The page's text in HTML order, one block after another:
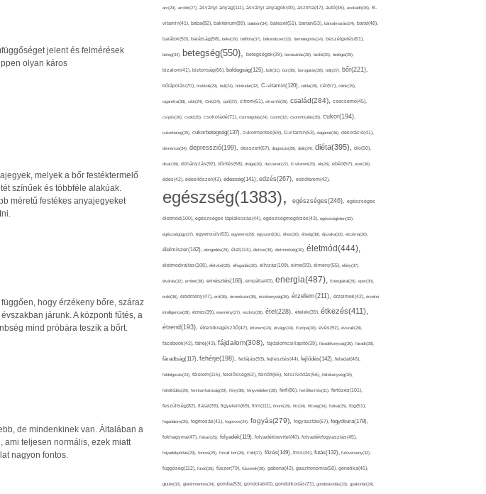
jelent és felmérések
olyan káros
melyek a bőr festéktermelő
színűek és többféle alakúak.
méretű festékes anyajegyeket
hogy érzékeny bőre, száraz
járunk. A központi fűtés, a
mind próbára teszik a bőrt.
de mindenkinek van. Általában a
teljesen normális, ezek miatt
nagyon fontos.
arc(29), arcbőr(27), ásványi anyag(111), ásványi anyagok(40), asztma(47), autó(46), avokádó(36), B-
vitamin(41), baba(82), baktérium(89), balaton(34), baleset(51), banán(53), bántalmazás(24), barát(48),
barátok(50), barátság(58), béke(29), bélflóra(37), bélrendszer(33), bemelegítés(24), beszélgetés(61),
beteg(34), betegség(550), betegségek(39), bevásárlás(28), bicikli(25), biológia(25),
bizalom(41), biztonság(66), boldogság(125), bolt(31), bor(36), borogatás(28), böjt(27), bőr(221),
bőrápolás(70), brokkoli(29), buli(24), bűntudat(32), C-vitamin(120), cékla(28), cél(57), célok(29),
cigaretta(38), cikk(24), Cink(24), cipő(37), citrom(61), citromfű(26), család(284), csecsemő(45),
csípés(26), csoki(35), csokoládé(71), csomagolás(24), csont(32), csontritkulás(35), cukor(194),
cukorbeteg(25), cukorbetegség(137), cukormentes(69), D-vitamin(53), daganat(36), dekoráció(41),
demencia(34), depresszió(199), desszert(67), diagnózis(28), diák(24), diéta(395), dió(50),
divat(38), dohányzás(92), döntés(58), drága(26), duzzanat(27), E-vitamin(25), eb(26), ebéd(57), ecet(38),
édes(42), édesítőszer(43), édesség(141), edzés(267), edzőterem(42),
egészség(1383), egészséges(246), egészséges
életmód(100), egészséges táplálkozás(44), egészségmegőrzés(43), egészségtelen(32),
egészségügy(27), egyensúly(63), egyetem(29), egyszerű(31), éhes(30), éhség(38), éjszaka(33), ekcéma(26),
élelmiszer(142), elengedés(29), élet(114), életkor(30), életminőség(30), életmód(444),
életmódváltás(108), életvitel(28), elfogadás(30), elhízás(109), elme(93), élmény(55), előny(37),
elvárás(32), ember(38), emésztés(166), empátia(43), energia(487), Energiaital(29), eper(30),
erdő(36), eredmény(47), erő(36), érrendszer(36), érzékenység(36), érzelem(211), érzelmek(42), érzelmi
intelligencia(28), érzés(39), esemény(27), eszköz(28), étel(228), ételek(39), étkezés(411),
étrend(193), étrendkiegészítő(47), étterem(24), étvágy(34), Európa(28), evés(92), évszak(28),
facebook(42), fahéj(43), fájdalom(308), fájdalomcsillapító(39), fáradékonyság(30), fáradt(28),
fáradtság(117), fehérje(198), fejfájás(93), fejlesztés(44), fejlődés(142), feladat(46),
feldolgozás(24), félelem(115), felelősség(62), felnőtt(66), felszívódás(56), féltékenység(26),
feltöltődés(29), fenntarthatóság(29), fény(36), fényvédelem(28), férfi(86), fertőtlenítés(31), fertőzés(101),
feszültség(82), fiatal(39), figyelem(69), film(111), finom(26), fitt(34), fittség(34), fizikai(25), fog(51),
fogadalom(25), fogmosás(41), fogorvos(24), fogyás(279), fogyasztás(67), fogyókúra(178),
fokhagyma(47), folsav(25), folyadék(119), folyadékbevitel(40), folyadékfogyasztás(45),
folyadékpótlás(29), fontos(25), forralt bor(26), Föld(27), főzés(149), friss(44), futás(132), futóverseny(32),
függőség(112), fürdő(26), fűszer(79), fűszerek(28), gabona(42), gasztronómia(58), genetika(45),
glutén(32), gluténmentes(34), gomba(53), gondolat(43), gondolkodás(71), gondoskodás(33), gyakorlat(29),